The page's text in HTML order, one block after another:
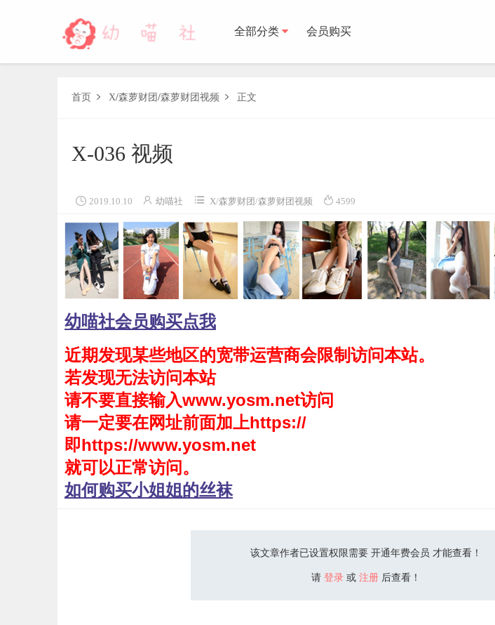
全部分类 会员购买
木花琳琳是勇者
首页  X/森萝财团 /森萝财团视频  正文
X-036 视频
 2019.10.10  幼喵社  X/森萝财团/森萝财团视频  4599
幼喵社会员购买点我
近期发现某些地区的宽带运营商会限制访问本站。
若发现无法访问本站
请不要直接输入www.yosm.net访问
请一定要在网址前面加上https://
即https://www.yosm.net
就可以正常访问。
如何购买小姐姐的丝袜
该文章作者已设置权限需要 开通年费会员 才能查看！
请 登录 或 注册 后查看！